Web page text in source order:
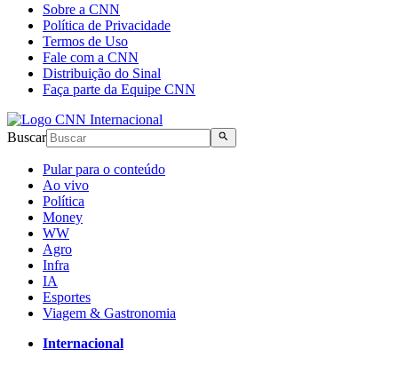
Sobre a CNN
Política de Privacidade
Termos de Uso
Fale com a CNN
Distribuição do Sinal
Faça parte da Equipe CNN
Buscar
Pular para o conteúdo
Ao vivo
Política
Money
WW
Agro
Infra
IA
Esportes
Viagem & Gastronomia
Internacional